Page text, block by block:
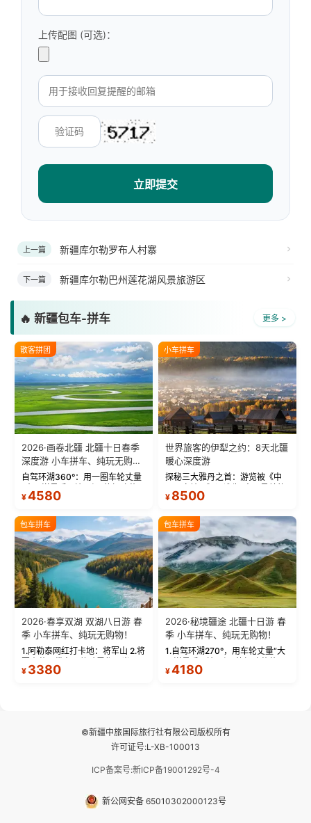
上传配图 (可选)：
立即提交
上一篇 新疆库尔勒罗布人村寨
下一篇 新疆库尔勒巴州莲花湖风景旅游区
🔥 新疆包车-拼车 更多 >
散客拼团
2026·画卷北疆 北疆十日春季
深度游 小车拼车、纯玩无购
物！
自驾环湖360°：用一圈车轮丈量
“大西洋最后一滴眼泪”的极致蔚
蓝。 赛湖旅拍：甄选多款风格服
绝美瞬间。 赛湖坦克300跟车视
频：专业摄影师...
¥4580
小车拼车
世界旅客的伊犁之约：8天北疆
暖心深度游
探秘三大雅丹之首：游览被《中
国国家地理》评选为“中国最美的
三大雅丹”第一名的克拉玛依魔鬼
瓦人最大村落——禾木村，欣赏
晨雾与小木...
¥ 8500
包车拼车
2026·春享双湖 双湖八日游 春
季 小车拼车、纯玩无购物！
1.阿勒泰网红打卡地：将军山 2.将
军山落日缆车，体验雪都风光 3.
将军山，夕阳派对，蹦迪party 4.
¥ 3380
包车拼车
2026·秘境疆途 北疆十日游 春
季 小车拼车、纯玩无购物！
1.自驾环湖270°，用车轮丈量“大
西洋最后一滴眼泪”的极致蔚蓝，
让雪山、花海与深邃湖水在转弯
¥4180
©新疆中旅国际旅行社有限公司版权所有
许可证号:L-XB-100013
ICP备案号:新ICP备19001292号-4
新公网安备 65010302000123号